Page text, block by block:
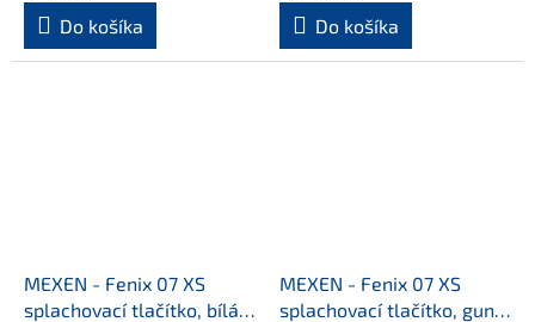
Do košíka Do košíka
MEXEN - Fenix 07 XS
splachovací tlačítko, bílá
MEXEN - Fenix 07 XS
splachovací tlačítko, gun